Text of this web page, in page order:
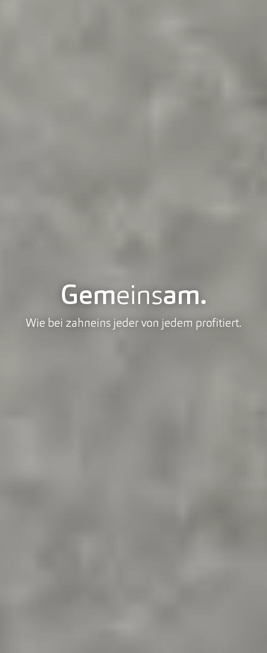
Gemeinsam.
Wie bei zahneins jeder von jedem profitiert.